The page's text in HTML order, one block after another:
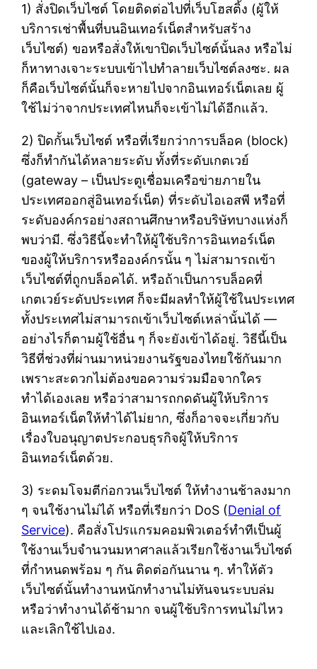
1) สั่งปิดเว็บไซต์ โดยติดต่อไปที่เว็บโฮสติ้ง (ผู้ให้
บริการเช่าพื้นที่บนอินเทอร์เน็ตสำหรับสร้าง
เว็บไซต์) ขอหรือสั่งให้เขาปิดเว็บไซต์นั้นลง หรือไม่
ก็หาทางเจาะระบบเข้าไปทำลายเว็บไซต์ลงซะ. ผล
ก็คือเว็บไซต์นั้นก็จะหายไปจากอินเทอร์เน็ตเลย ผู้
ใช้ไม่ว่าจากประเทศไหนก็จะเข้าไม่ได้อีกแล้ว.
2) ปิดกั้นเว็บไซต์ หรือที่เรียกว่าการบล็อค (block)
ซึ่งก็ทำกันได้หลายระดับ ทั้งที่ระดับเกตเวย์
(gateway – เป็นประตูเชื่อมเครือข่ายภายใน
ประเทศออกสู่อินเทอร์เน็ต) ที่ระดับไอเอสพี หรือที่
ระดับองค์กรอย่างสถานศึกษาหรือบริษัทบางแห่งก็
พบว่ามี. ซึ่งวิธีนี้จะทำให้ผู้ใช้บริการอินเทอร์เน็ต
ของผู้ให้บริการหรือองค์กรนั้น ๆ ไม่สามารถเข้า
เว็บไซต์ที่ถูกบล็อคได้. หรือถ้าเป็นการบล็อคที่
เกตเวย์ระดับประเทศ ก็จะมีผลทำให้ผู้ใช้ในประเทศ
ทั้งประเทศไม่สามารถเข้าเว็บไซต์เหล่านั้นได้ —
อย่างไรก็ตามผู้ใช้อื่น ๆ ก็จะยังเข้าได้อยู่. วิธีนี้เป็น
วิธีที่ช่วงที่ผ่านมาหน่วยงานรัฐของไทยใช้กันมาก
เพราะสะดวกไม่ต้องขอความร่วมมือจากใคร
ทำได้เองเลย หรือว่าสามารถกดดันผู้ให้บริการ
อินเทอร์เน็ตให้ทำได้ไม่ยาก, ซึ่งก็อาจจะเกี่ยวกับ
เรื่องใบอนุญาตประกอบธุรกิจผู้ให้บริการ
อินเทอร์เน็ตด้วย.
3) ระดมโจมตีก่อกวนเว็บไซต์ ให้ทำงานช้าลงมาก
ๆ จนใช้งานไม่ได้ หรือที่เรียกว่า DoS (Denial of
Service). คือสั่งโปรแกรมคอมพิวเตอร์ทำทีเป็นผู้
ใช้งานเว็บจำนวนมหาศาลแล้วเรียกใช้งานเว็บไซต์
ที่กำหนดพร้อม ๆ กัน ติดต่อกันนาน ๆ. ทำให้ตัว
เว็บไซต์นั้นทำงานหนักทำงานไม่ทันจนระบบล่ม
หรือว่าทำงานได้ช้ามาก จนผู้ใช้บริการทนไม่ไหว
และเลิกใช้ไปเอง.